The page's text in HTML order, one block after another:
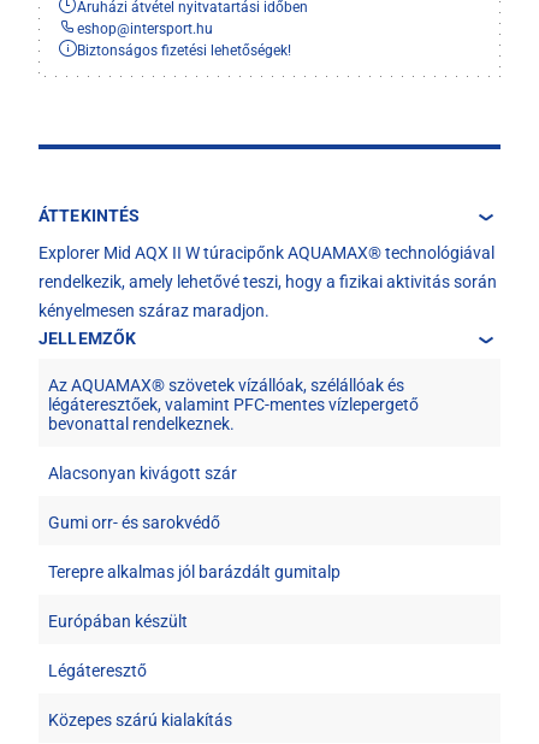
Áruházi átvétel nyitvatartási időben
eshop@intersport.hu
Biztonságos fizetési lehetőségek!
ÁTTEKINTÉS
Explorer Mid AQX II W túracipőnk AQUAMAX® technológiával
rendelkezik, amely lehetővé teszi, hogy a fizikai aktivitás során
kényelmesen száraz maradjon.
JELLEMZŐK
Az AQUAMAX® szövetek vízállóak, szélállóak és
légáteresztőek, valamint PFC-mentes vízlepergető
bevonattal rendelkeznek.
Alacsonyan kivágott szár
Gumi orr- és sarokvédő
Terepre alkalmas jól barázdált gumitalp
Európában készült
Légáteresztő
Közepes szárú kialakítás